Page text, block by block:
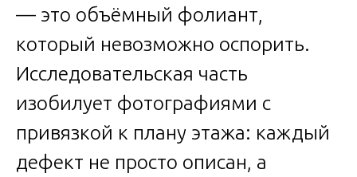
— это объёмный фолиант,
который невозможно оспорить.
Исследовательская часть
изобилует фотографиями с
привязкой к плану этажа: каждый
дефект не просто описан, а